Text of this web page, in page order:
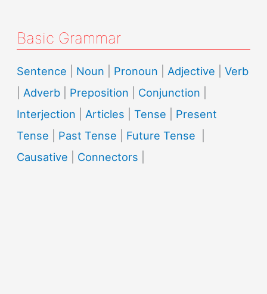
Basic Grammar
Sentence Noun Pronoun Adjective |Verb
Adverb Preposition Conjunction
Interjection
Articles |Tense
Present
Tense
Past Tense Future Tense
Causative
Connectors